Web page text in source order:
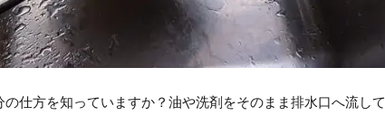
仕方を知っていますか？油や洗剤をそのまま排水口へ流し